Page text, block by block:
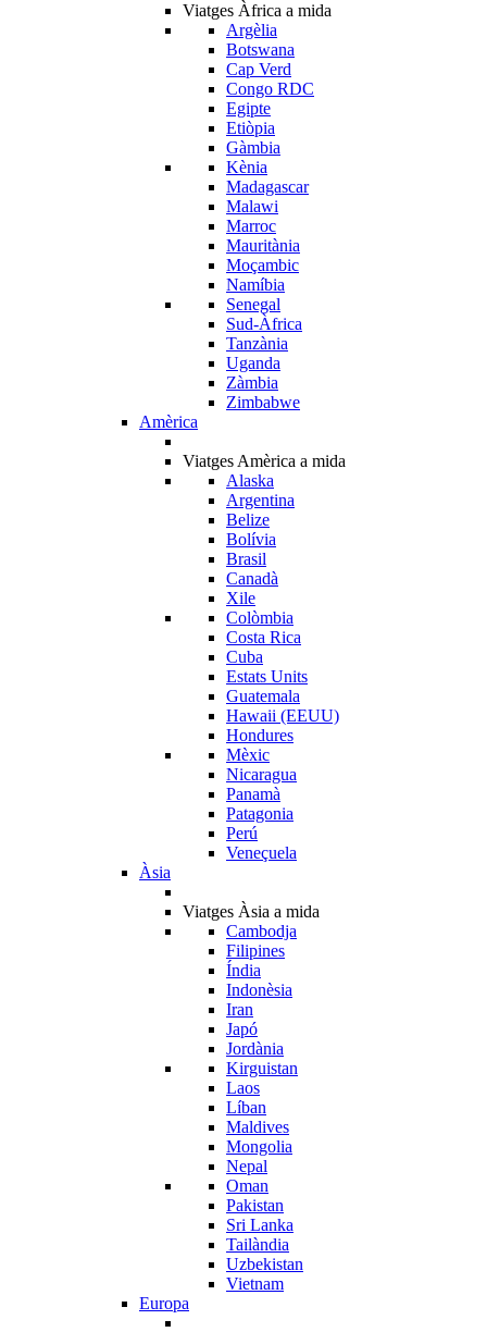
Viatges Àfrica a mida
Argèlia
Botswana
Cap Verd
Congo RDC
Egipte
Etiòpia
Gàmbia
Kènia
Madagascar
Malawi
Marroc
Mauritània
Moçambic
Namíbia
Senegal
Sud-Àfrica
Tanzània
Uganda
Zàmbia
Zimbabwe
Amèrica
Viatges Amèrica a mida
Alaska
Argentina
Belize
Bolívia
Brasil
Canadà
Xile
Colòmbia
Costa Rica
Cuba
Estats Units
Guatemala
Hawaii (EEUU)
Hondures
Mèxic
Nicaragua
Panamà
Patagonia
Perú
Veneçuela
Àsia
Viatges Àsia a mida
Cambodja
Filipines
Índia
Indonèsia
Iran
Japó
Jordània
Kirguistan
Laos
Líban
Maldives
Mongolia
Nepal
Oman
Pakistan
Sri Lanka
Tailàndia
Uzbekistan
Vietnam
Europa